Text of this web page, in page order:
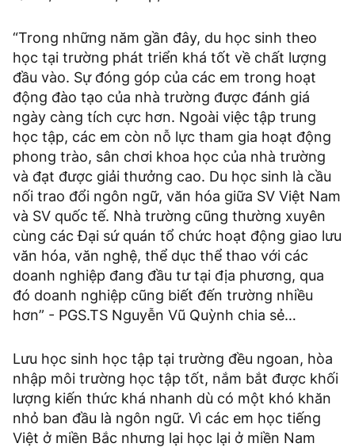
“Trong những năm gần đây, du học sinh theo
học tại trường phát triển khá tốt về chất lượng
đầu vào. Sự đóng góp của các em trong hoạt
động đào tạo của nhà trường được đánh giá
ngày càng tích cực hơn. Ngoài việc tập trung
học tập, các em còn nỗ lực tham gia hoạt động
phong trào, sân chơi khoa học của nhà trường
và đạt được giải thưởng cao. Du học sinh là cầu
nối trao đổi ngôn ngữ, văn hóa giữa SV Việt Nam
và SV quốc tế. Nhà trường cũng thường xuyên
cùng các Đại sứ quán tổ chức hoạt động giao lưu
văn hóa, văn nghệ, thể dục thể thao với các
doanh nghiệp đang đầu tư tại địa phương, qua
đó doanh nghiệp cũng biết đến trường nhiều
hơn” - PGS.TS Nguyễn Vũ Quỳnh chia sẻ…
Lưu học sinh học tập tại trường đều ngoan, hòa
nhập môi trường học tập tốt, nắm bắt được khối
lượng kiến thức khá nhanh dù có một khó khăn
nhỏ ban đầu là ngôn ngữ. Vì các em học tiếng
Việt ở miền Bắc nhưng lại học lại ở miền Nam